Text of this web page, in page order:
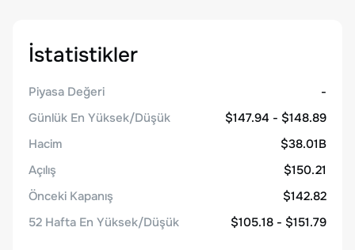
İstatistikler
Piyasa Değeri
-
Günlük En Yüksek/Düşük
$147.94 - $148.89
Hacim
$38.01B
Açılış
$150.21
Önceki Kapanış
$142.82
52 Hafta En Yüksek/Düşük
$105.18 - $151.79